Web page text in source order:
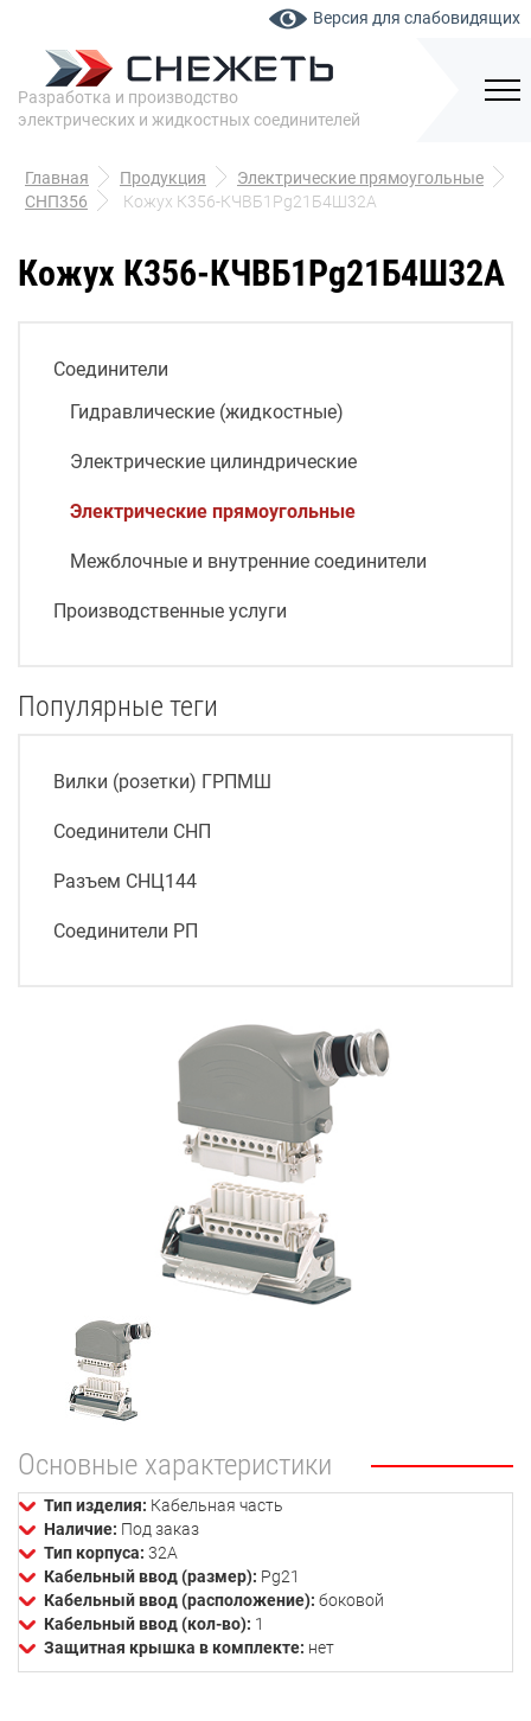
Версия для слабовидящих
Разработка и производство
электрических и жидкостных соединителей
Главная Продукция
Электрические прямоугольные
СНП356
Кожух К356-КЧВБ1Pg21Б4Ш32А
Кожух К356-КЧВБ1Pg21Б4Ш32А
Соединители
Гидравлические (жидкостные)
Электрические цилиндрические
Электрические прямоугольные
Межблочные и внутренние соединители
Производственные услуги
Популярные теги
Вилки (розетки) ГРПМШ
Соединители СНП
Разъем СНЦ144
Соединители РП
Основные характеристики
Тип изделия: Кабельная часть
Наличие: Под заказ
Тип корпуса: 32А
Кабельный ввод (размер): Pg21
Кабельный ввод (расположение): боковой
Кабельный ввод (кол-во): 1
Защитная крышка в комплекте: нет